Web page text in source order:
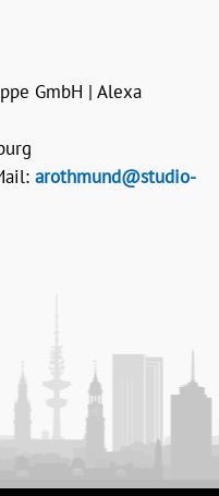
GmbH | Alexa
arothmund@studio-